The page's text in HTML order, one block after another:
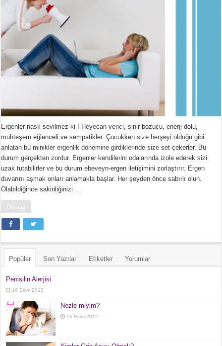
Ergenler nasıl sevilmez ki ! Heyecan verici, sinir bozucu, enerji dolu,
muhteşem eğlenceli ve sempatikler. Çocukken size herşeyi olduğu gibi
anlatan bu minikler ergenlik dönemine girdiklerinde size set çekerler. Bu
durum gerçekten zordur. Ergenler kendilerini odalarında izole ederek sizi
uzak tutabilirler ve bu durum ebeveyn-ergen iletişimini zorlaştırır. Ergen
duvarını aşmak onları anlamakla başlar. Her şeyden önce sabırlı olun.
Olabildiğince sakinliğinizi …
Devamı
Popüler Son Yazılar Etiketler Yorumlar
Penisilin Alerjisi
16 Ekim 2012
Nezle miyim?
16 Ekim 2012